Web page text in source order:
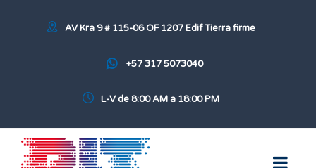
AV Kra 9 # 115-06 OF 1207 Edif Tierra firme
+57 317 5073040
L-V de 8:00 AM a 18:00 PM